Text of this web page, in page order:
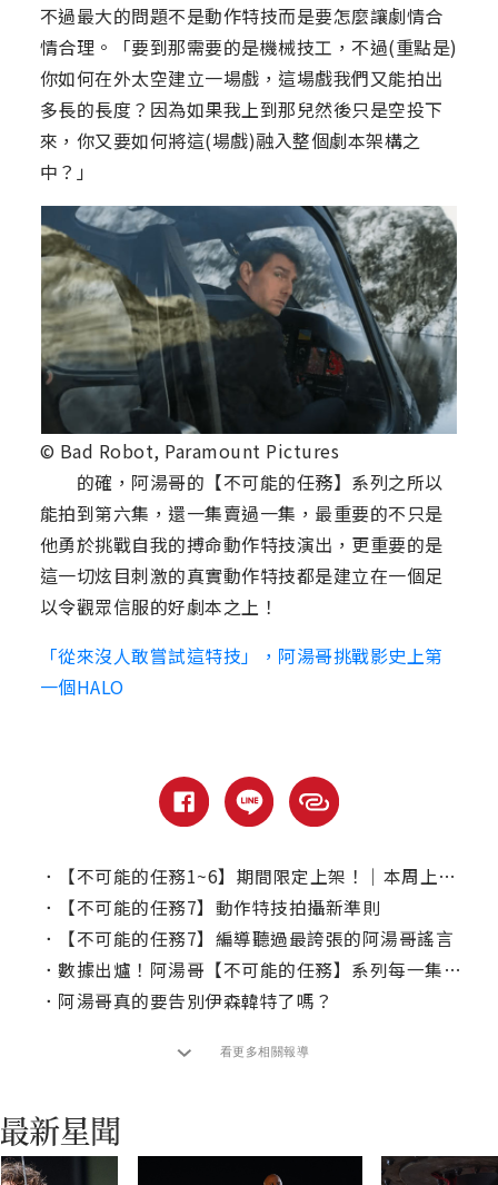
不過最大的問題不是動作特技而是要怎麼讓劇情合
情合理。「要到那需要的是機械技工，不過(重點是)
你如何在外太空建立一場戲，這場戲我們又能拍出
多長的長度？因為如果我上到那兒然後只是空投下
來，你又要如何將這(場戲)融入整個劇本架構之
中？」
© Bad Robot, Paramount Pictures
的確，阿湯哥的【不可能的任務】系列之所以
能拍到第六集，還一集賣過一集，最重要的不只是
他勇於挑戰自我的搏命動作特技演出，更重要的是
這一切炫目刺激的真實動作特技都是建立在一個足
以令觀眾信服的好劇本之上！
「從來沒人敢嘗試這特技」，阿湯哥挑戰影史上第
一個HALO
．
【不可能的任務1~6】期間限定上架！｜本周上線、電視首播推薦
．
【不可能的任務7】動作特技拍攝新準則
．
【不可能的任務7】編導聽過最誇張的阿湯哥謠言
． 數據出爐！阿湯哥【不可能的任務】系列每一集奔跑時間
． 阿湯哥真的要告別伊森韓特了嗎？
看更多相關報導